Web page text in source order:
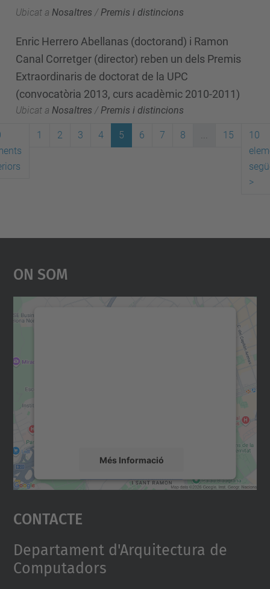
Ubicat a Nosaltres / Premis i distincions
Enric Herrero Abellanas (doctorand) i Ramon
Canal Corretger (director) reben un dels Premis
Extraordinaris de doctorat de la UPC
(convocatòria 2013, curs acadèmic 2010-2011)
Ubicat a Nosaltres /Premis i distincions
1 2 3 4 5 6 7 8 ... 15
10
>
On Som
Més Informació
Accepta
powered by
Contacte
Departament d'Arquitectura de
Computadors